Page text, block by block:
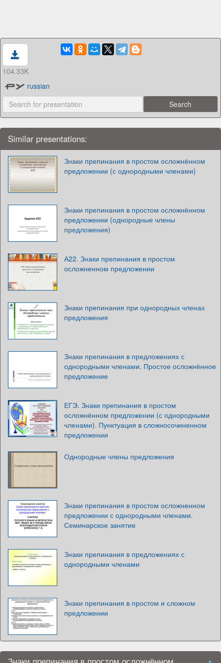
104.33K
russian
Similar presentations:
Знаки препинания в простом осложнённом
предложении (с однородными членами)
Знаки препинания в простом осложнённом
предложении (однородные члены
предложения)
А22. Знаки препинания в простом
осложненном предложении
Знаки препинания при однородных членах
предложения
Знаки препинания в предложениях с
однородными членами. Простое осложнённое
предложение
ЕГЭ. Знаки препинания в простом
осложнённом предложении (с однородными
членами). Пунктуация в сложносочиненном
предложении
Однородные члены предложения
Знаки препинания в простом осложненном
предложении с однородными членами.
Семинарское занятие
Знаки препинания в предложениях с
однородными членами
Знаки препинания в простом и сложном
предложении